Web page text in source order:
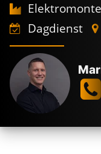
Dagdienst